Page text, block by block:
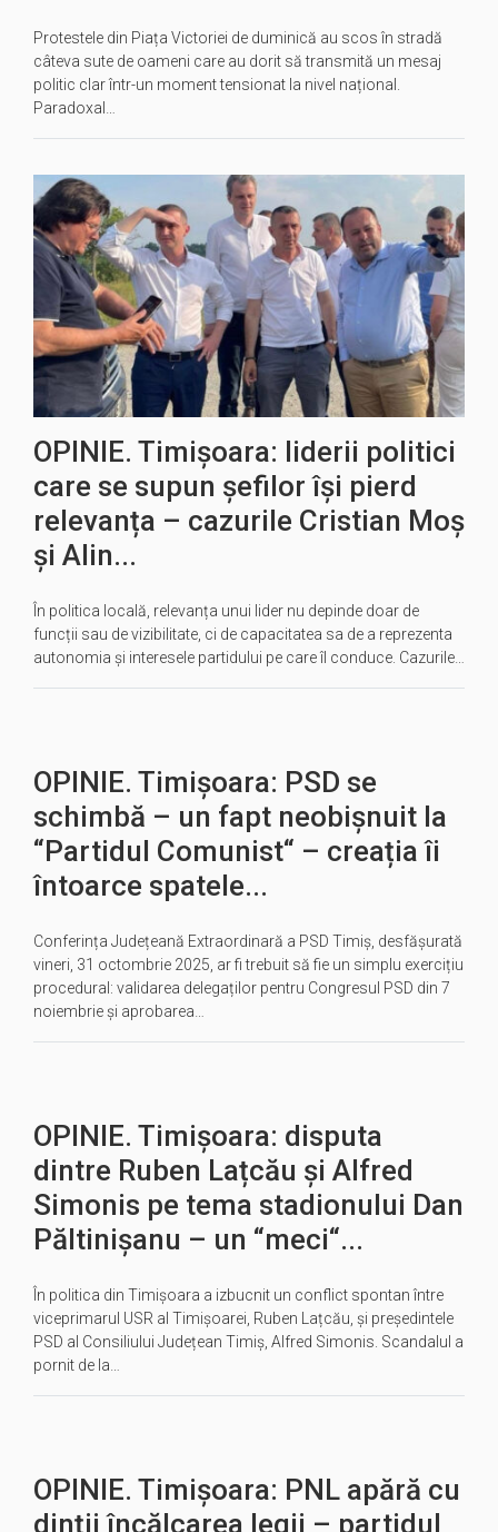
Protestele din Piața Victoriei de duminică au scos în stradă
câteva sute de oameni care au dorit să transmită un mesaj
politic clar într-un moment tensionat la nivel național.
Paradoxal…
OPINIE. Timișoara: liderii politici
care se supun șefilor își pierd
relevanța – cazurile Cristian Moș
și Alin...
În politica locală, relevanța unui lider nu depinde doar de
funcții sau de vizibilitate, ci de capacitatea sa de a reprezenta
autonomia și interesele partidului pe care îl conduce. Cazurile…
OPINIE. Timișoara: PSD se
schimbă – un fapt neobișnuit la
“Partidul Comunist“ – creația îi
întoarce spatele...
Conferința Județeană Extraordinară a PSD Timiș, desfășurată
vineri, 31 octombrie 2025, ar fi trebuit să fie un simplu exercițiu
procedural: validarea delegaților pentru Congresul PSD din 7
noiembrie și aprobarea…
OPINIE. Timișoara: disputa
dintre Ruben Lațcău și Alfred
Simonis pe tema stadionului Dan
Păltinișanu – un “meci“...
În politica din Timișoara a izbucnit un conflict spontan între
viceprimarul USR al Timișoarei, Ruben Lațcău, și președintele
PSD al Consiliului Județean Timiș, Alfred Simonis. Scandalul a
pornit de la…
OPINIE. Timișoara: PNL apără cu
dinții încălcarea legii – partidul